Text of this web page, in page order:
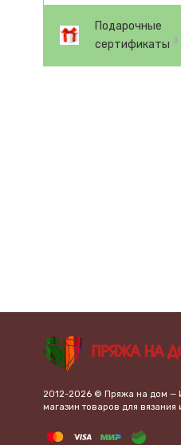
Подарочные
сертификаты 3
2012-2026 © Пряжа на дом —
магазин товаров для вязания